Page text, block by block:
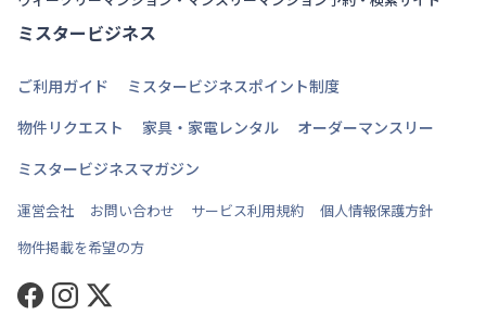
ミスタービジネス
ご利用ガイド
ミスタービジネスポイント制度
物件リクエスト
家具・家電レンタル
オーダーマンスリー
ミスタービジネスマガジン
運営会社 お問い合わせ サービス利用規約
個人情報保護方針
物件掲載を希望の方
Facebook
Instagram
Twitter